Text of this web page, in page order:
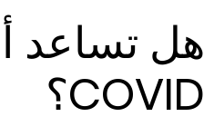
هل تساعد
COVID؟